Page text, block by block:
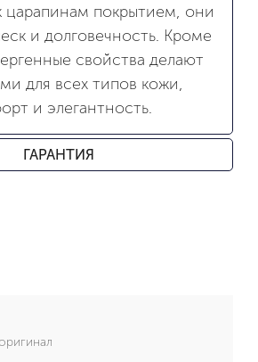
царапинам покрытием, они
и долговечность. Кроме
свойства делают
для всех типов кожи,
и элегантность.
ГАРАНТИЯ